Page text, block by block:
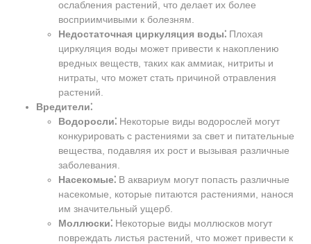
ослабления растений, что делает их более
восприимчивыми к болезням.
Недостаточная циркуляция воды⁚ Плохая
циркуляция воды может привести к накоплению
вредных веществ, таких как аммиак, нитриты и
нитраты, что может стать причиной отравления
растений.
Вредители⁚
Водоросли⁚ Некоторые виды водорослей могут
конкурировать с растениями за свет и питательные
вещества, подавляя их рост и вызывая различные
заболевания.
Насекомые⁚ В аквариум могут попасть различные
насекомые, которые питаются растениями, нанося
им значительный ущерб.
Моллюски⁚ Некоторые виды моллюсков могут
повреждать листья растений, что может привести к